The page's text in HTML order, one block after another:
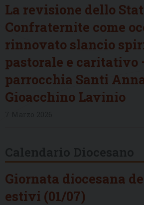
La revisione dello
Confraternite come
rinnovato slancio
pastorale e caritativo
parrocchia Santi
Gioacchino Lavinio
Giornata diocesana
estivi (01/07)